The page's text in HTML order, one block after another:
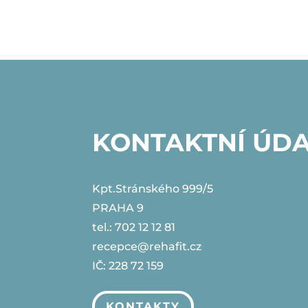
KONTAKTNÍ
Kpt.Stránského 999/5
PRAHA 9
tel.: 702 12 12 81
recepce@rehafit.cz
IČ: 228 72 159